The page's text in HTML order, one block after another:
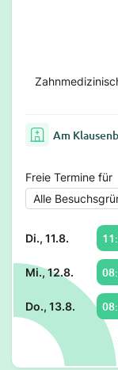
Am
Freie Termine für
Di., 11.8.
Mi., 12.8.
Do., 13.8.